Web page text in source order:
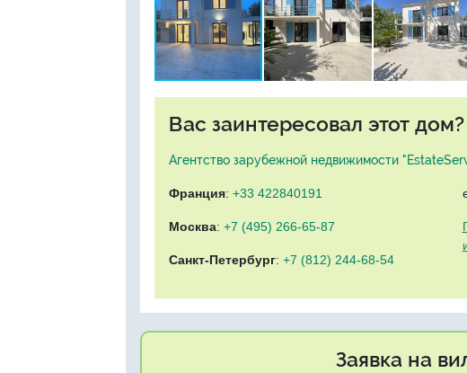
Вас заинтересовал этот дом?
Агентство зарубежной недвижимости
Франция: +33 422840191
Москва: +7 (495) 266-65-87
Санкт-Петербург: +7 (812) 244-68-54
Заявка на